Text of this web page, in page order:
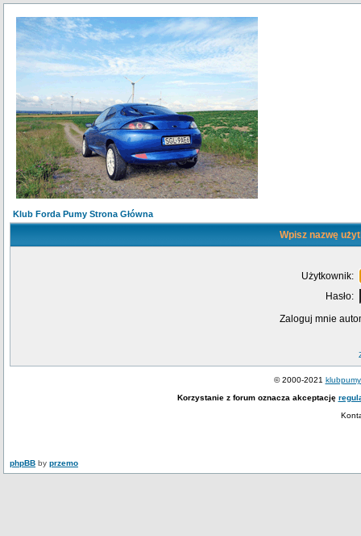
Klub Forda Pumy Strona Główna
Wpisz nazwę
Użytkownik:
Hasło:
Zaloguj mnie
© 2000-2021
Korzystanie z forum oznacza akceptację
phpBB by przemo